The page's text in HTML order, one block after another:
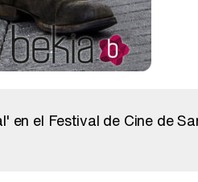
el Festival de Cine de